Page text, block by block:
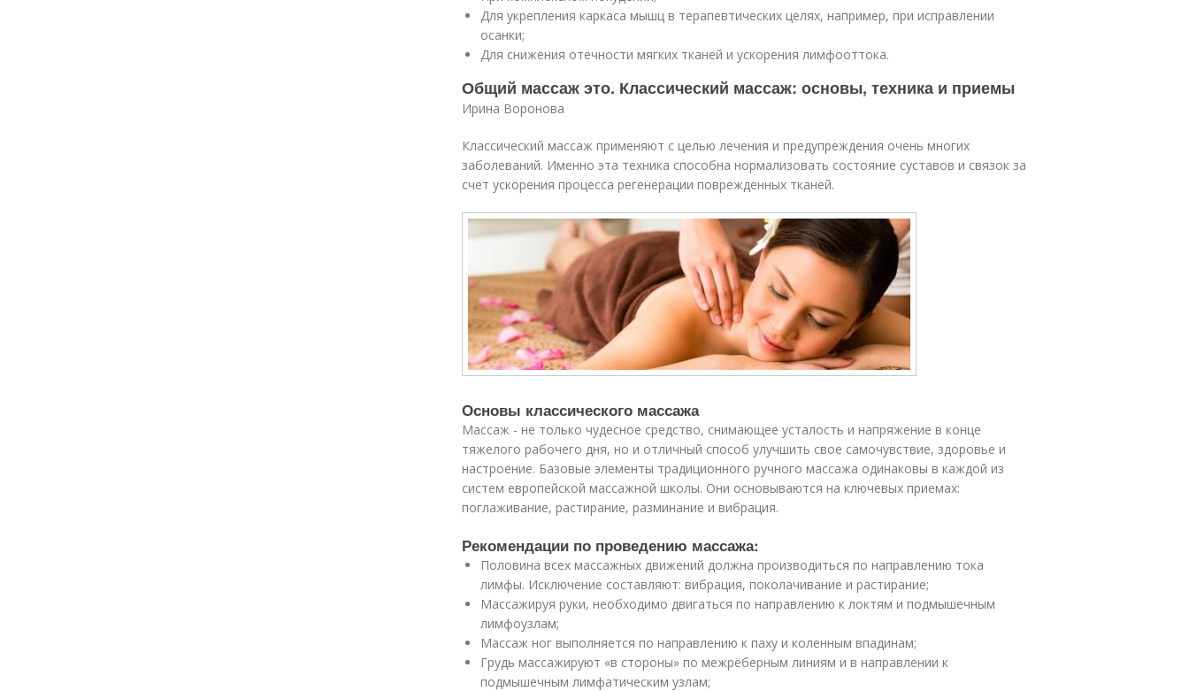
Для укрепления каркаса мышц в терапевтических целях, например, при исправлении
осанки;
Для снижения отечности мягких тканей и ускорения лимфооттока.
Общий массаж это. Классический массаж: основы, техника и приемы
Ирина Воронова
Классический массаж применяют с целью лечения и предупреждения очень многих
заболеваний. Именно эта техника способна нормализовать состояние суставов и связок за
счет ускорения процесса регенерации поврежденных тканей.
Основы классического массажа
Массаж - не только чудесное средство, снимающее усталость и напряжение в конце
тяжелого рабочего дня, но и отличный способ улучшить свое самочувствие, здоровье и
настроение. Базовые элементы традиционного ручного массажа одинаковы в каждой из
систем европейской массажной школы. Они основываются на ключевых приемах:
поглаживание, растирание, разминание и вибрация.
Рекомендации по проведению массажа:
Половина всех массажных движений должна производиться по направлению тока
лимфы. Исключение составляют: вибрация, поколачивание и растирание;
Массажируя руки, необходимо двигаться по направлению к локтям и подмышечным
лимфоузлам;
Массаж ног выполняется по направлению к паху и коленным впадинам;
Грудь массажируют «в стороны» по межрёберным линиям и в направлении к
подмышечным лимфатическим узлам;